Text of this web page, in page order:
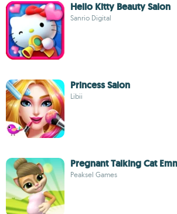
Hello Kitty Beauty Salon
Sanrio Digital
Princess Salon
Libii
Pregnant Talking Cat
Peaksel Games